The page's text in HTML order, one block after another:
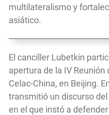
multilateralismo y
asiático.
El canciller Lubetkin
apertura de la IV Reunión
Celac-China, en Beijing.
transmitió un discurso
en el que instó a